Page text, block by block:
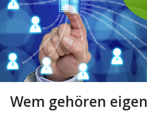
Wem gehören